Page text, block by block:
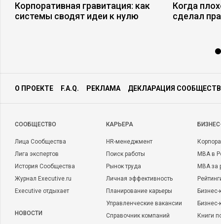
Корпоративная гравитация: как
системы сводят идеи к нулю
Когда
сделал
О ПРОЕКТЕ F.A.Q. РЕКЛАМА ДЕКЛАРАЦИЯ
CООБЩЕСТВО
Лица Сообщества
Лига экспертов
История Сообщества
Журнал Executive.ru
Executive отдыхает
НОВОСТИ
КАРЬЕРА
HR-менеджмент
Поиск работы
Рынок труда
Личная эффективность
Планирование карьеры
Управленческие вакансии
Справочник компаний
MBA в
MBA
Бизнес-
Книги